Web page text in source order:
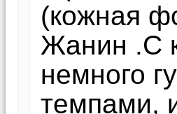
(кожная
Жанин .С
немного
темпами,